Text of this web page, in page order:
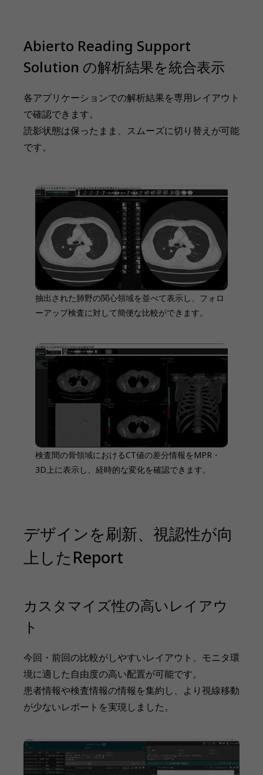
Abierto Reading Support
Solution の解析結果を統合表示
各アプリケーションでの解析結果を専用レイアウト
で確認できます。
読影状態は保ったまま、スムーズに切り替えが可能
です。
抽出された肺野の関心領域を並べて表示し、フォロ
ーアップ検査に対して簡便な比較ができます。
検査間の骨領域におけるCT値の差分情報をMPR・
3D上に表示し、経時的な変化を確認できます。
デザインを刷新、視認性が向
上したReport
カスタマイズ性の高いレイアウ
ト
今回・前回の比較がしやすいレイアウト、モニタ環
境に適した自由度の高い配置が可能です。
患者情報や検査情報の情報を集約し、より視線移動
が少ないレポートを実現しました。